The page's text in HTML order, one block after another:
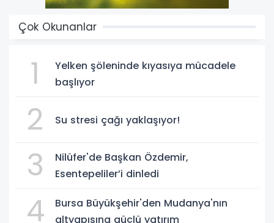
Çok Okunanlar
1
Yelken şöleninde kıyasıya mücadele
başlıyor
2 Su stresi çağı yaklaşıyor!
3
Nilüfer'de Başkan Özdemir,
Esentepeliler’i dinledi
4
Bursa Büyükşehir'den Mudanya'nın
altyapısına güçlü yatırım